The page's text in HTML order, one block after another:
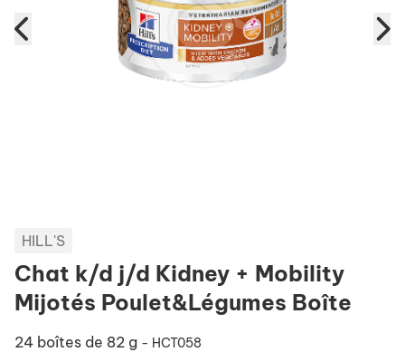
HILL'S
Chat k/d j/d Kidney + Mobility
Mijotés Poulet&Légumes Boîte
24 boîtes de 82 g - HCT058